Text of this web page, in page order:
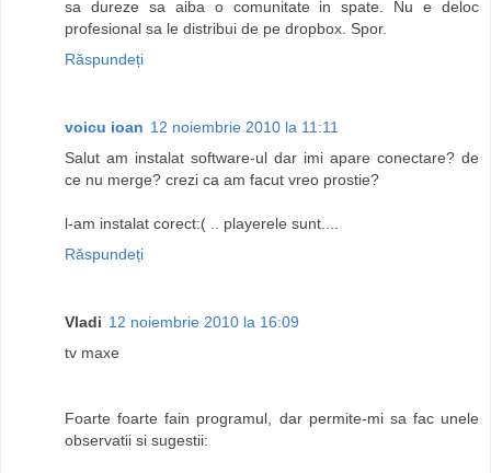
sa dureze sa aiba o comunitate in spate. Nu e deloc
profesional sa le distribui de pe dropbox. Spor.
Răspundeți
voicu ioan 12 noiembrie 2010 la 11:11
Salut am instalat software-ul dar imi apare conectare? de
ce nu merge? crezi ca am facut vreo prostie?
l-am instalat corect:( .. playerele sunt....
Răspundeți
Vladi 12 noiembrie 2010 la 16:09
tv maxe
Foarte foarte fain programul, dar permite-mi sa fac unele
observatii si sugestii: